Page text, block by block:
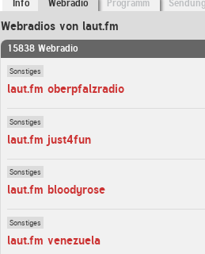
Info Webradio Programm
Webradios von laut.fm
15838 Webradio
Sonstiges
laut.fm oberpfalzradio
Sonstiges
laut.fm just4fun
Sonstiges
laut.fm bloodyrose
Sonstiges
laut.fm venezuela